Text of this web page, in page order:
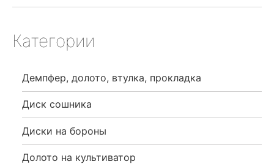
Категории
Демпфер, долото, втулка, прокладка
Диск сошника
Диски на бороны
Долото на культиватор